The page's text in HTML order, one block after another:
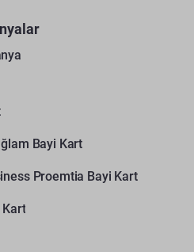
Bayi Kart
Proemtia Bayi Kart
Kart